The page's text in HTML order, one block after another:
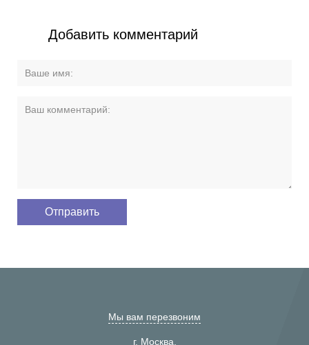
Добавить комментарий
Мы вам перезвоним
г. Москва,